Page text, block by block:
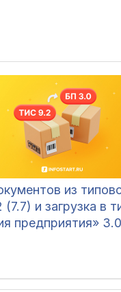
из
и загрузка в
предприятия» 3.0